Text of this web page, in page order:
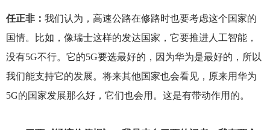
任正非： 我们认为，高速公路在修路时也要考虑这个国家的
国情。比如，像瑞士这样的发达国家，它要推进人工智能，
没有5G不行。它的5G要选最好的，因为华为是最好的，所以
我们能支持它的发展。将来其他国家也会看见，原来用华为
5G的国家发展那么好，它们也会用。这是有带动作用的。